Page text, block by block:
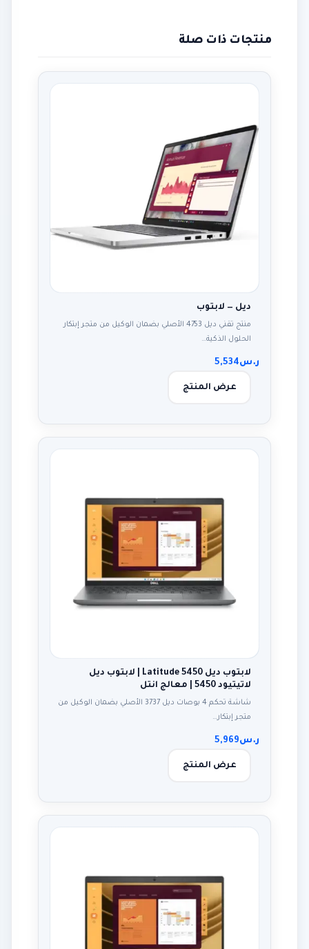
منتجات ذات صلة
ديل — لابتوب
منتج تقني ديل 4753 الأصلي بضمان الوكيل من متجر إبتكار
الحلول الذكية…
ر.س5,534
عرض المنتج
لابتوب ديل Latitude 5450 | لابتوب ديل
لاتيتيود 5450 | معالج انتل
شاشة تحكم 4 بوصات ديل 3737 الأصلي بضمان الوكيل من
متجر إبتكار…
ر.س5,969
عرض المنتج